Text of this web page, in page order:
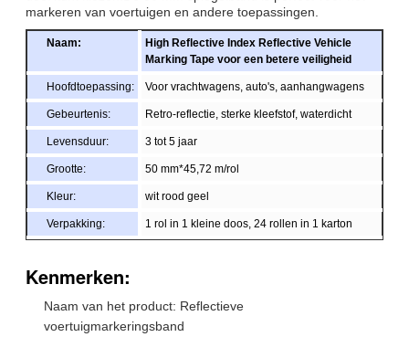
markeren van voertuigen en andere toepassingen.
Naam:
High Reflective Index Reflective Vehicle
Marking Tape voor een betere veiligheid
Hoofdtoepassing: Voor vrachtwagens, auto's, aanhangwagens
Gebeurtenis: Retro-reflectie, sterke kleefstof, waterdicht
Levensduur: 3 tot 5 jaar
Grootte: 50 mm*45,72 m/rol
Kleur: wit rood geel
Verpakking: 1 rol in 1 kleine doos, 24 rollen in 1 karton
bestelling
Kenmerken:
Naam van het product: Reflectieve
voertuigmarkeringsband